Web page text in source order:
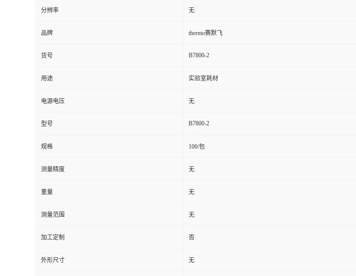
分辨率 无
品牌 thermo赛默飞
货号 B7800-2
用途 实验室耗材
电源电压 无
型号 B7800-2
规格 100/包
测量精度 无
重量 无
测量范围 无
加工定制 否
外形尺寸 无